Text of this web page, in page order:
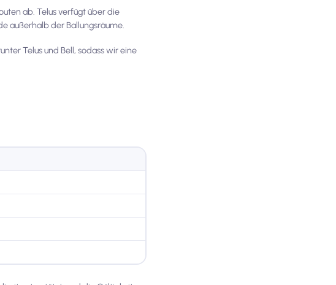
ab. Telus verfügt über die
außerhalb der Ballungsräume.
Telus und Bell, sodass wir eine